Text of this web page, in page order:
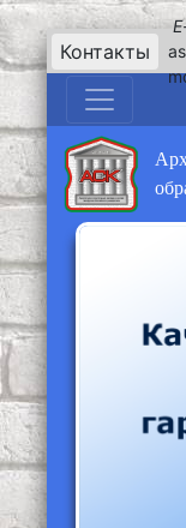
Контакты